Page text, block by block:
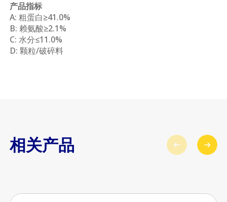
产品指标
A: 粗蛋白≥41.0%
B: 赖氨酸≥2.1%
C: 水分≤11.0%
D: 颗粒/破碎料
相关产品